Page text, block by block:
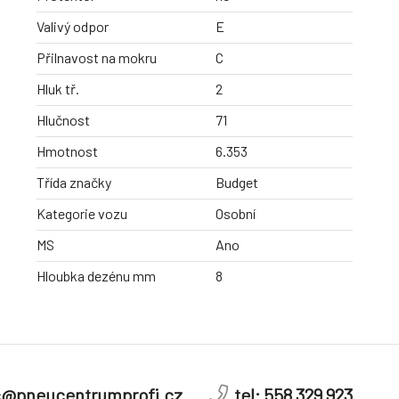
Valivý odpor
E
Přilnavost na mokru
C
Hluk tř.
2
Hlučnost
71
Hmotnost
6.353
Třída značky
Budget
Kategorie vozu
Osobní
MS
Ano
Hloubka dezénu mm
8